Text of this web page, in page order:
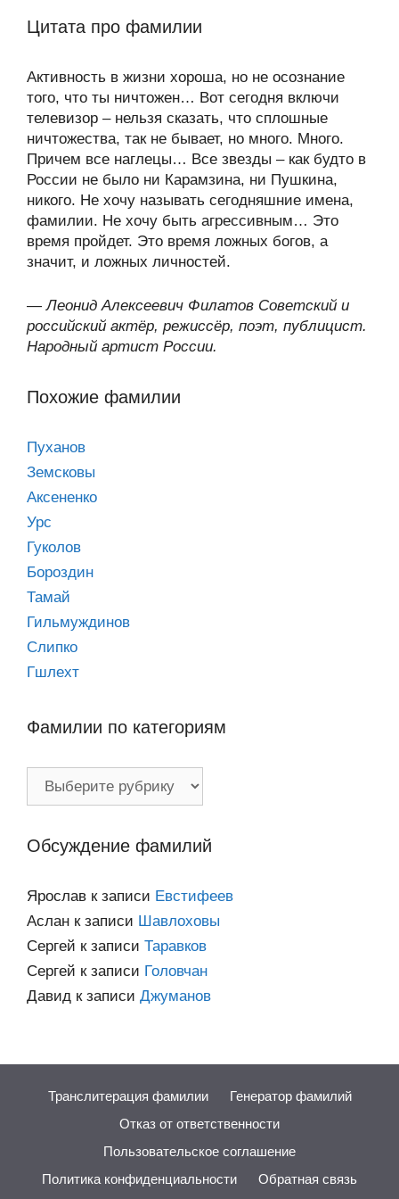
Цитата про фамилии
Активность в жизни хороша, но не осознание
того, что ты ничтожен… Вот сегодня включи
телевизор – нельзя сказать, что сплошные
ничтожества, так не бывает, но много. Много.
Причем все наглецы… Все звезды – как будто в
России не было ни Карамзина, ни Пушкина,
никого. Не хочу называть сегодняшние имена,
фамилии. Не хочу быть агрессивным… Это
время пройдет. Это время ложных богов, а
значит, и ложных личностей.
—Леонид Алексеевич Филатов Советский и
российский актёр, режиссёр, поэт, публицист.
Народный артист России.
Похожие фамилии
Пуханов
Земсковы
Аксененко
Урс
Гуколов
Бороздин
Тамай
Гильмуждинов
Слипко
Гшлехт
Фамилии по категориям
Обсуждение фамилий
Ярослав к записи Евстифеев
Аслан к записи Шавлоховы
Сергей к записи Таравков
Сергей к записи Головчан
Давид к записи Джуманов
Транслитерация фамилии
Генератор фамилий
Отказ от ответственности
Пользовательское соглашение
Политика конфиденциальности
Обратная связь